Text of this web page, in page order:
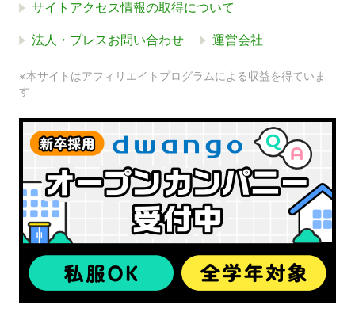
サイトアクセス情報の取得について
法人・プレスお問い合わせ 運営会社
※本サイトはアフィリエイトプログラムによる収益を得ていま
す